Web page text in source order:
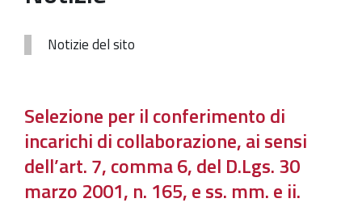
Notizie del sito
Selezione per il conferimento di
incarichi di collaborazione, ai sensi
dell’art. 7, comma 6, del D.Lgs. 30
marzo 2001, n. 165, e ss. mm. e ii.